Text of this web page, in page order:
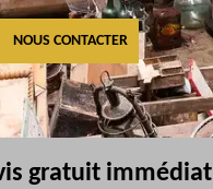
NOUS CONTACTER
gratuit immédiat